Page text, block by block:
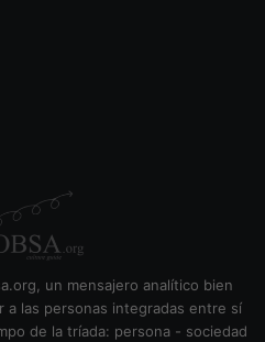
un mensajero analítico bien
a las personas integradas entre sí
de la tríada: persona - sociedad